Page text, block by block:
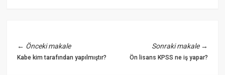
← Önceki makale
Kabe kim tarafından yapılmıştır?
Sonraki makale→
Ön lisans KPSS ne iş yapar?